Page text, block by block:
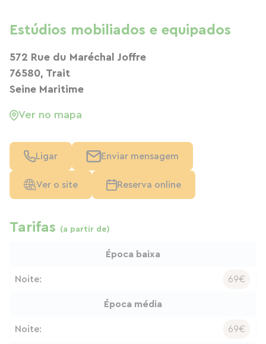
Estúdios mobiliados e equipados
572 Rue du Maréchal Joffre
76580, Trait
Seine Maritime
Ver no mapa
Ligar Enviar mensagem
Ver o site Reserva online
Tarifas (a partir de)
Época baixa
Noite: 69€
Época média
Noite: 69€